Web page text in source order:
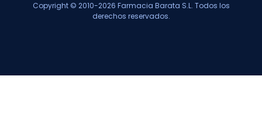
Copyright © 2010-2026 Farmacia Barata S.L. Todos los
derechos reservados.